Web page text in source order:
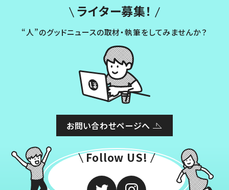
ライター募集！
“人”のグッドニュースの取材・執筆をしてみませんか？
お問い合わせページへ
Follow US!